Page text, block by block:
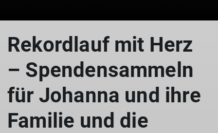
Rekordlauf mit Herz
– Spendensammeln
für Johanna und ihre
Familie und die